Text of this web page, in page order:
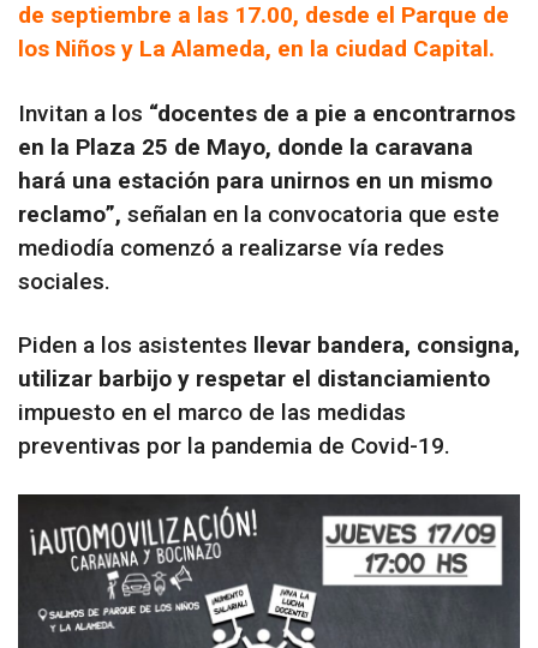
de septiembre a las 17.00, desde el Parque de
los Niños y La Alameda, en la ciudad Capital.
Invitan a los “docentes de a pie a encontrarnos
en la Plaza 25 de Mayo, donde la caravana
hará una estación para unirnos en un mismo
reclamo”, señalan en la convocatoria que este
mediodía comenzó a realizarse vía redes
sociales.
Piden a los asistentes llevar bandera, consigna,
utilizar barbijo y respetar el distanciamiento
impuesto en el marco de las medidas
preventivas por la pandemia de Covid-19.